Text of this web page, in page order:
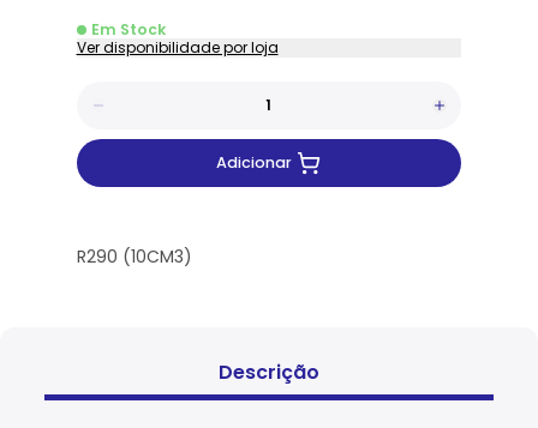
Em Stock
Ver disponibilidade por loja
Adicionar
R290 (10CM3)
Descrição